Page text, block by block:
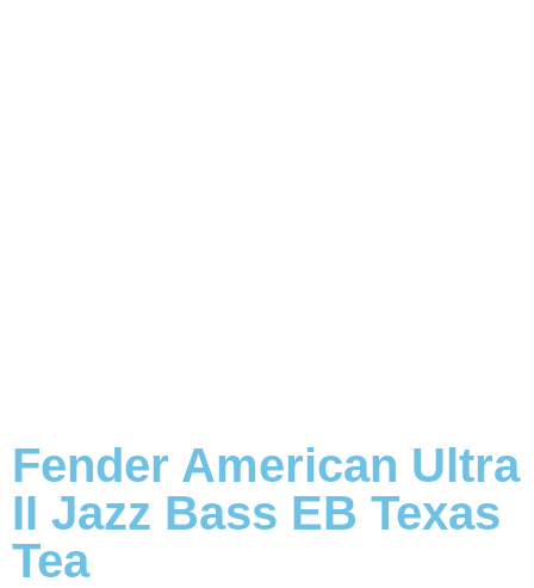
Fender American Ultra
II Jazz Bass EB Texas
Tea